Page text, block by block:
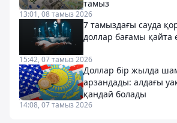
тамыз
13:01, 08 тамыз 2026
7 тамыздағы сауда
доллар бағамы қайта
15:42, 07 тамыз 2026
Доллар бір жылда
арзандады: алдағы
қандай болады
14:08, 07 тамыз 2026